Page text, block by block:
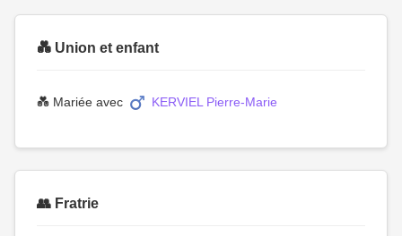
💑 Union et enfant
💑 Mariée avec KERVIEL Pierre-Marie
👥 Fratrie